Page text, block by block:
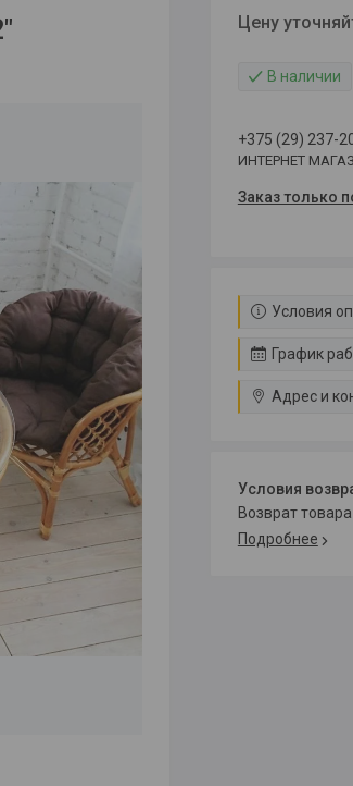
Цену
В наличии
+375 (29) 237-
ИНТЕРНЕТ
Заказ только
Условия
График
Адрес и
возврат
Подробнее